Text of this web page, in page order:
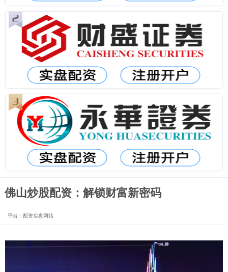
佛山炒股配资：解锁财富新密码
平台：配资实盘网站